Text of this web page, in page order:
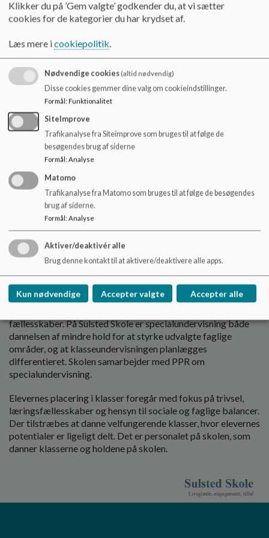
Skolens opgave vedrørende undervisningens
organisering
Skolen følger minimumstimetallet jf. Folkeskoleloven og
Aalborg Kommunes retningslinjer i forhold til
Undervisningen organiseres med blik for tværfaglige forløb,
temauger, projektarbejde og anvendelsesorienteret læring,
hvor eleverne oplever sammenhæng mellem skolens fag og
virkeligheden.
Holddannelse anvendes fleksibelt og pædagogisk
begrundet, både inden for og på tværs af klasser og
klassetrin, for at styrke undervisningsdifferentiering og
alternative fællesskaber.
Skolen samarbejder med lokale kultur-, idræts- og
erhvervsaktører som led i den åbne skole.
Valgfag udbydes i overensstemmelse med elevernes
interesser og skolens ressourcer, herunder samarbejde med
UngAalborg.
Specialundervisning tilrettelægges med udgangspunkt i den
fællesskaber. På Sulsted Skole er specialundervisning både
dannelsen af mindre hold for at styrke udvalgte faglige
områder, og at klasseundervisningen planlægges
differentieret. Skolen samarbejder med PPR om
specialundervisning.
Elevernes placering i klasser foregår med fokus på trivsel,
læringsfællesskaber og hensyn til sociale og faglige balancer.
Der tilstræbes at danne velfungerende klasser, hvor elevernes
potentialer er ligeligt delt. Det er personalet på skolen, som
danner klasserne og holdene på skolen.
Klikker du på ’Gem valgte’ godkender du, at vi sætter
cookies for de kategorier du har krydset af.
Læs mere icookiepolitik.
Nødvendige cookies(altid nødvendig)
Disse cookies gemmer dine valg om cookieindstillinger.
Formål: Funktionalitet
SiteImprove
Trafikanalyse fra Siteimprove som bruges til at følge de
besøgendes brug af siderne
Formål : Analyse
Matomo
Trafikanalyse fra Matomo som bruges til at følge de besøgendes
brug af siderne.
Formål: Analyse
Aktiver/deaktivér alle
Brug denne kontakt til at aktivere/deaktivere alle apps.
Kun nødvendige Accepter valgte Accepter alle